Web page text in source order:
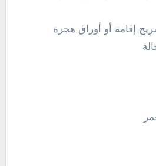
إقامة أو أوراق هجرة